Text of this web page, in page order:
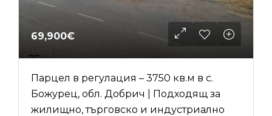
69,900€
Парцел в регулация – 3750 кв.м в с.
Божурец, обл. Добрич | Подходящ за
жилищно, търговско и индустриално